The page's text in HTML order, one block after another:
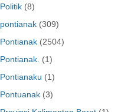
Politik (8)
pontianak (309)
Pontianak (2504)
Pontianak. (1)
Pontianaku (1)
Pontuanak (3)